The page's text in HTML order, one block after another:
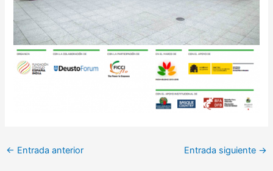
← Entrada anterior Entrada siguiente →